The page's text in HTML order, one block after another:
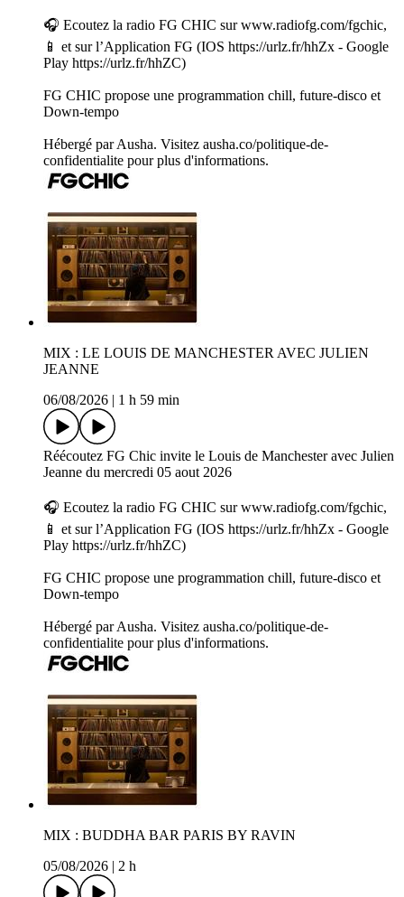
🎧 Ecoutez la radio FG CHIC sur www.radiofg.com/fgchic,
📱 et sur l’Application FG (IOS https://urlz.fr/hhZx - Google
Play https://urlz.fr/hhZC)
FG CHIC propose une programmation chill, future-disco et
Down-tempo
Hébergé par Ausha. Visitez ausha.co/politique-de-
confidentialite pour plus d'informations.
MIX : LE LOUIS DE MANCHESTER AVEC JULIEN
JEANNE
06/08/2026
1 h 59 min
Réécoutez FG Chic invite le Louis de Manchester avec Julien
Jeanne du mercredi 05 aout 2026
🎧 Ecoutez la radio FG CHIC sur www.radiofg.com/fgchic,
📱 et sur l’Application FG (IOS https://urlz.fr/hhZx - Google
Play https://urlz.fr/hhZC)
FG CHIC propose une programmation chill, future-disco et
Down-tempo
Hébergé par Ausha. Visitez ausha.co/politique-de-
confidentialite pour plus d'informations.
MIX : BUDDHA BAR PARIS BY RAVIN
05/08/2026
2 h